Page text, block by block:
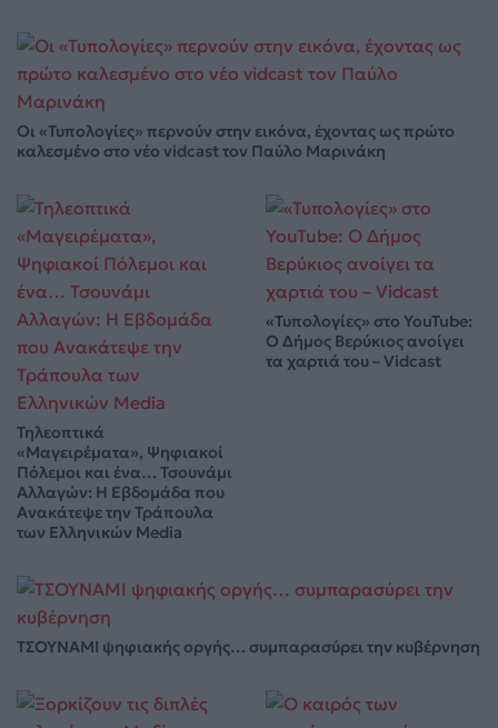
Οι «Τυπολογίες» περνούν στην εικόνα, έχοντας ως πρώτο
καλεσμένο στο νέο vidcast τον Παύλο Μαρινάκη
Τηλεοπτικά
«Μαγειρέματα», Ψηφιακοί
Πόλεμοι και ένα… Τσουνάμι
Αλλαγών: Η Εβδομάδα που
Ανακάτεψε την Τράπουλα
των Ελληνικών Media
«Τυπολογίες» στο YouTube:
Ο Δήμος Βερύκιος ανοίγει
τα χαρτιά του – Vidcast
ΤΣΟΥΝΑΜΙ ψηφιακής οργής… συμπαρασύρει την κυβέρνηση